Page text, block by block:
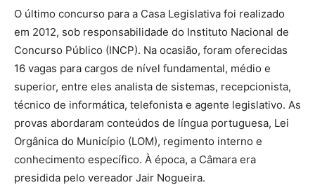
O último concurso para a Casa Legislativa foi realizado
em 2012, sob responsabilidade do Instituto Nacional de
Concurso Público (INCP). Na ocasião, foram oferecidas
16 vagas para cargos de nível fundamental, médio e
superior, entre eles analista de sistemas, recepcionista,
técnico de informática, telefonista e agente legislativo. As
provas abordaram conteúdos de língua portuguesa, Lei
Orgânica do Município (LOM), regimento interno e
conhecimento específico. À época, a Câmara era
presidida pelo vereador Jair Nogueira.